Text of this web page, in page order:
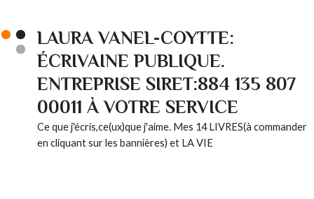
LAURA VANEL-COYTTE:
ÉCRIVAINE PUBLIQUE.
ENTREPRISE SIRET:884 135 807
00011 À VOTRE SERVICE
Ce que j'écris,ce(ux)que j'aime. Mes 14 LIVRES(à commander
en cliquant sur les bannières) et LA VIE